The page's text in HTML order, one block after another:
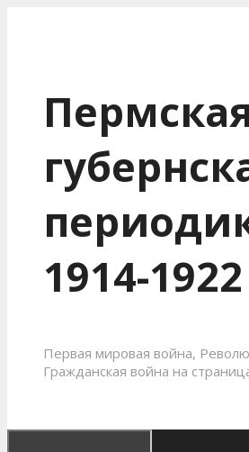
1914-1922
Первая мировая война,
Гражданская война на